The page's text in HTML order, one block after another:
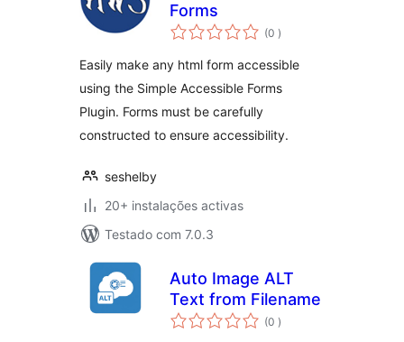
Forms
(0 classificações
)
Easily make any html form accessible
using the Simple Accessible Forms
Plugin. Forms must be carefully
constructed to ensure accessibility.
seshelby
20+ instalações activas
Testado com 7.0.3
Auto Image ALT
Text from Filename
(0 classificações
)